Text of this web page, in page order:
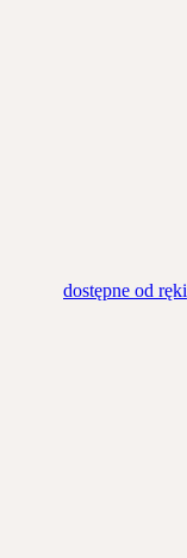
dostępne od ręki